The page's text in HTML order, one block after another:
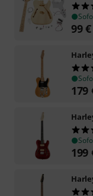
99€
179
199